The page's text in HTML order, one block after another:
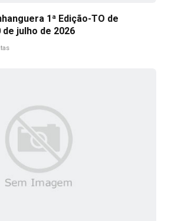
1ª Edição-TO de
julho de 2026